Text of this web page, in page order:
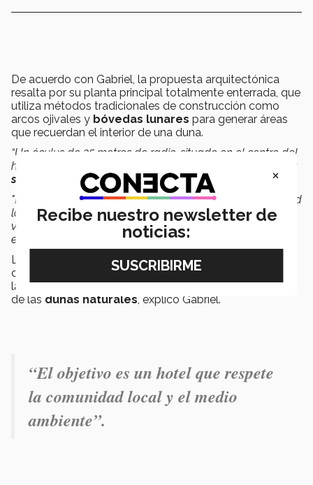
De acuerdo con Gabriel, la propuesta arquitectónica
resalta por su planta principal totalmente enterrada, que
utiliza métodos tradicionales de construcción como
arcos ojivales y bóvedas lunares para generar áreas
que recuerdan el interior de una duna.
“Un óculus de 35 metros de radio, situado en el centro del
hotel, tiene la función de
energía
solar
, además de brindar aire fresco y luz natural.
"El objetivo es construir un hotel que respete la comunidad
local y el medio ambiente, quecomplete el paisajeen
vez de cambiarlo y produzca la impresión de que siempre
estuvo allí",
Las
habitaciones semi-enterradas
de vestíbulos y pasillos subterráneos, en contraste con
las cubiertas orgánicas, que replican la forma y el color
de las dunas naturales, explicó Gabriel.
“El objetivo es un hotel que respete
la comunidad local y el medio
ambiente”.
×
Recibe nuestro newsletter de
noticias: